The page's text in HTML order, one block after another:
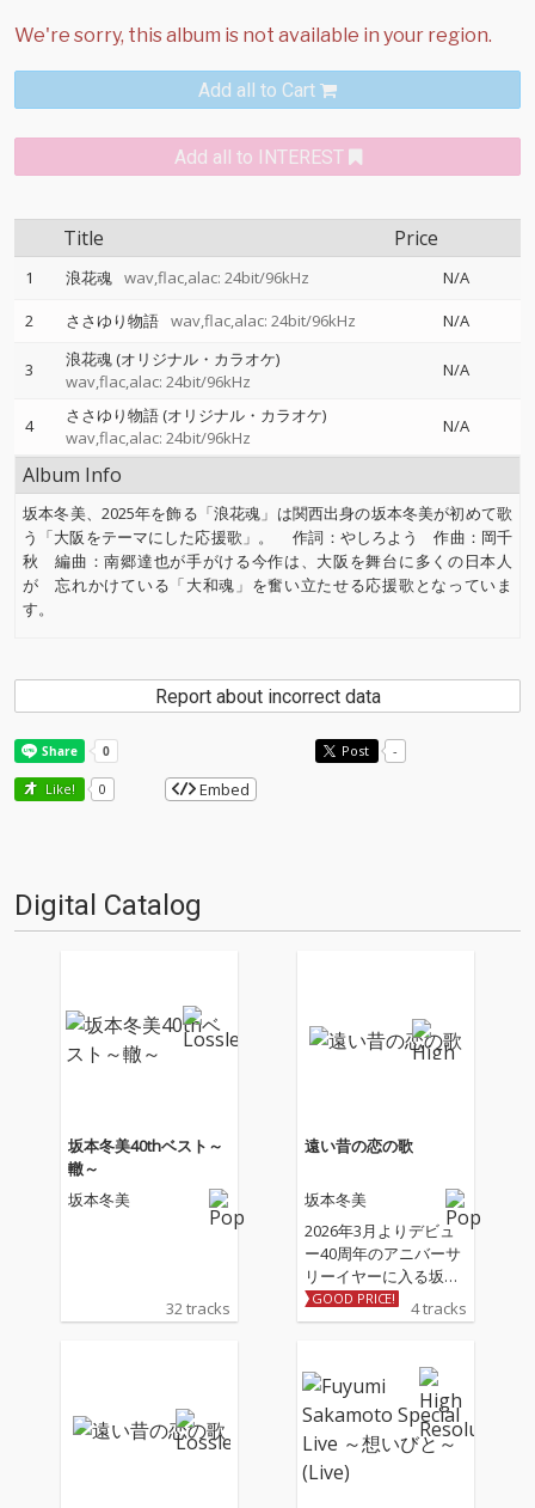
Add all to Cart
Add all to INTEREST
Title Price
1 浪花魂 wav,flac,alac: 24bit/96kHz
N/A
2
ささゆり物語 wav,flac,alac: 24bit/96kHz N/A
3
浪花魂 (オリジナル・カラオケ)
wav,flac,alac: 24bit/96kHz
N/A
4
ささゆり物語 (オリジナル・カラオケ)
wav,flac,alac: 24bit/96kHz
N/A
Album Info
坂本冬美、2025年を飾る「浪花魂」は関西出身の坂本冬美が初めて歌
う「大阪をテーマにした応援歌」。 作詞：やしろよう 作曲：岡千
秋 編曲：南郷達也が手がける今作は、大阪を舞台に多くの日本人
が 忘れかけている「大和魂」を奮い立たせる応援歌となっていま
す。
Report about incorrect data
Post -
Like! 0 Embed
Digital Catalog
坂本冬美40thベスト～
轍～
坂本冬美
32 tracks
遠い昔の恋の歌
坂本冬美
2026年3月よりデビュ
ー40周年のアニバーサ
リーイヤーに入る坂本
冬美の記念シングル 収
録される表題曲「遠い
リング曲「しあわせ十
色」は坂本冬美と同じ
歳のアーティスト川村
結花の作詞＆作曲によ
る書き下ろし作品。ア
レンジは「夜桜お七」
GOOD PRICE! 4 tracks